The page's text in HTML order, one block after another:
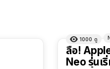
1000 ดู
ลือ!
Neo รุ่นเ